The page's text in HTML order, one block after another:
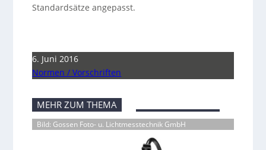
Standardsätze angepasst.
6. Juni 2016
Normen / Vorschriften
MEHR ZUM THEMA
Bild: Gossen Foto- u. Lichtmesstechnik GmbH